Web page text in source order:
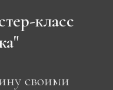
класс
своими